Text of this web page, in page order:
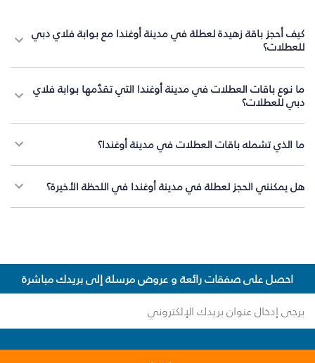
كيف أحجز باقة زهيدة لعطلة في مدينة أوغندا مع بوابة فلاي دبي
للعطلات؟
ما نوع باقات العطلات في مدينة أوغندا التي تقدّمها بوابة فلاي
دبي للعطلات؟
ما الذي تشمله باقات العطلات في مدينة أوغندا؟
هل يمكنني الحجز لعطلة في مدينة أوغندا في اللحظة الأخيرة؟
احصل على صفقات رائعة و عروض مرسلة إلى بريدك مباشرة